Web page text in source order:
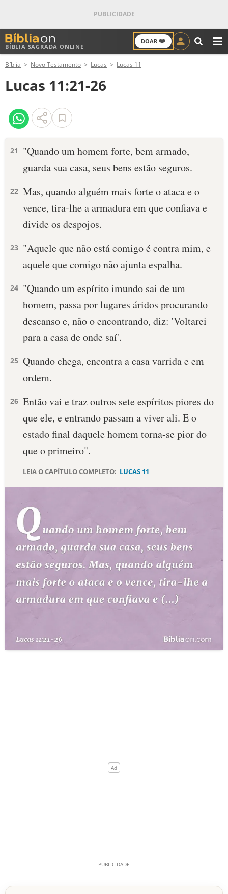
BÍBLIA SAGRADA ONLINE
DOAR ❤️
ANTIGO TESTAMENTO
NOVO TESTAMENTO
VERSÍCULOS
PALAVRA DO DIA
SALMO DO DIA
DEVOCIONAL DIÁRIO
10 MANDAMENTOS
ESTUDOS BÍBLICOS
ESBOÇOS DE PREGAÇÃO
TEMAS
TERMO BÍBLICO
QUEM SOMOS
LOJA BÍBLIAON
Bíblia Novo Testamento Lucas Lucas 11
Lucas 11:21-26
21
"Quando um homem forte, bem armado,
guarda sua casa, seus bens estão seguros.
22 Mas, quando alguém mais forte o ataca e o
vence, tira-lhe a armadura em que confiava e
divide os despojos.
23 "Aquele que não está comigo é contra mim, e
aquele que comigo não ajunta espalha.
24 "Quando um espírito imundo sai de um
homem, passa por lugares áridos procurando
descanso e, não o encontrando, diz: 'Voltarei
para a casa de onde saí'.
25 Quando chega, encontra a casa varrida e em
ordem.
26 Então vai e traz outros sete espíritos piores do
que ele, e entrando passam a viver ali. E o
estado final daquele homem torna-se pior do
que o primeiro".
LEIA O CAPÍTULO COMPLETO: LUCAS 11